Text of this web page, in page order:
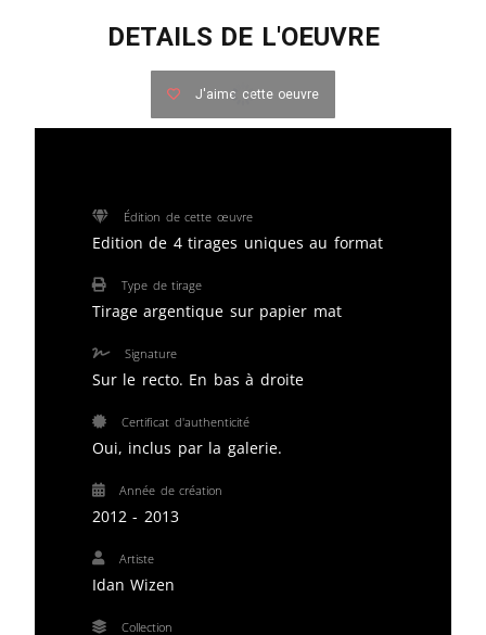
DETAILS DE L'OEUVRE
J'aime cette oeuvre
Édition de cette œuvre
Edition de 4 tirages uniques au format
Type de tirage
Tirage argentique sur papier mat
Signature
Sur le recto. En bas à droite
Certificat d'authenticité
Oui, inclus par la galerie.
Année de création
2012 - 2013
Artiste
Idan Wizen
Collection